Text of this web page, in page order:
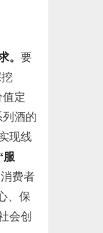
。 要
值定
酒的
现线
服
费者
、保
会创